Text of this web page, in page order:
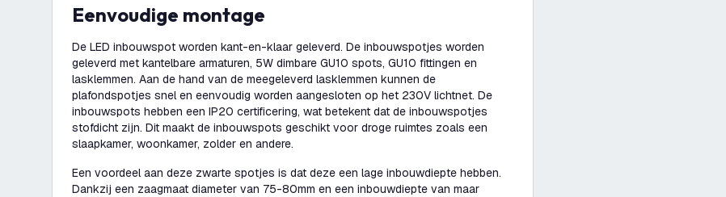
Eenvoudige montage
De LED inbouwspot worden kant-en-klaar geleverd. De inbouwspotjes worden
geleverd met kantelbare armaturen, 5W dimbare GU10 spots, GU10 fittingen en
lasklemmen. Aan de hand van de meegeleverd lasklemmen kunnen de
plafondspotjes snel en eenvoudig worden aangesloten op het 230V lichtnet. De
inbouwspots hebben een IP20 certificering, wat betekent dat de inbouwspotjes
stofdicht zijn. Dit maakt de inbouwspots geschikt voor droge ruimtes zoals een
slaapkamer, woonkamer, zolder en andere.
Een voordeel aan deze zwarte spotjes is dat deze een lage inbouwdiepte hebben.
Dankzij een zaagmaat diameter van 75-80mm en een inbouwdiepte van maar